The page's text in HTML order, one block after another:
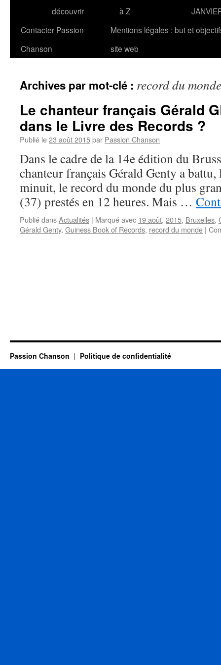
découvrir
à Z
Contacter Passion
Chanson
Mentions légales : but et
site web
Archives par mot-clé : record du monde
Le chanteur français Gérald
dans le Livre des Records ?
Publié le23 août 2015par Passion Chanson
Dans le cadre de la 14e édition du
chanteur français Gérald Genty a battu,
minuit, le record du monde du plus
(37) prestés en 12 heures. Mais …
Publié dansActualités | Marqué avec 19 août, 2015, Bruxelles,
Gérald Genty, Guiness Book of Records, record du monde |
Passion Chanson Politique de confidentialité